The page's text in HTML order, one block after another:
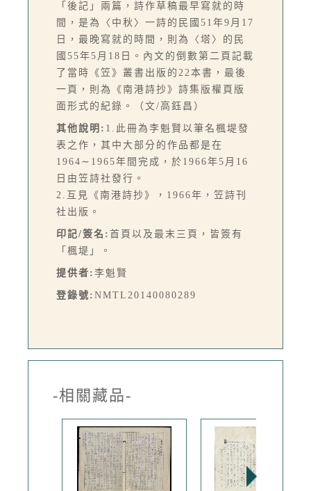
「後記」兩篇，詩作草稿最早寫就的時
間，是為〈中秋〉一詩的民國51年9月17
日，最晚寫就的時間，則為〈塔〉的民
國55年5月18日。內文的倒數第二頁記載
了當時《笠》叢書出版的22本書，最後
一頁，則為《南港詩抄》詩集版權頁版
面形式的紀錄。（文/高鈺昌）
其他說明: 1.此冊為李魁賢以筆名楓堤發
表之作，其中大部分的作品都是在
1964∼1965年間完成，於1966年5月16
日由笠詩社發行。
2.互見《南港詩抄》，1966年，笠詩刊
社出版。
印記/簽名: 首頁以及最末三頁，皆簽有
「楓堤」。
提供者: 李魁賢
登錄號: NMTL20140080289
-相關藏品-